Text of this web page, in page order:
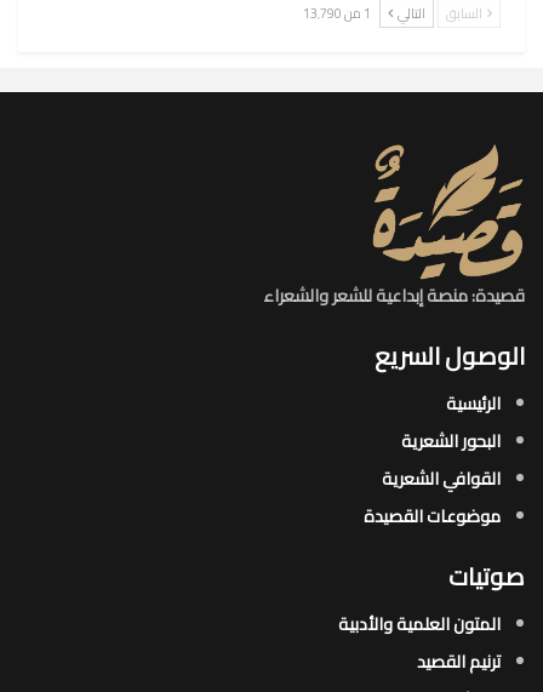
السابق التالي 1 من 13٬790
قصيدة: منصة إبداعية للشعر والشعراء
الوصول السريع
الرئيسية
البحور الشعرية​
القوافي الشعرية​
موضوعات القصيدة​
صوتيات
المتون العلمية والأدبية
ترنيم القصيد